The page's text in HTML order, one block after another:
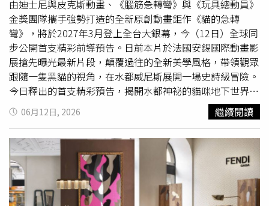
葉怡蘭、影評人膝關節、米其林一星餐廳主廚Nobu Lee等
重量級講者齊聚，帶來跨領域的文化交流，打造兼具知識深
度與生活美學的城市文化平台。（圖／品牌提供）慶祝博客
來旗艦書店生日慶，自7月24日起「跨越世代的想像共同
體」活動獨家攜手知名文具品牌Pentel、MOLESKINE等，
推出品牌專屬滿額禮，自7月24日至8月2日於店內消費單筆
滿699元即送BOOK YOUR LIFE書寫筆，滿1,200元送BOOK
YOUR LIFE閱讀提袋，滿2,800元送義大利MOLESKINE迷你
筆記本掛飾或OKAPI 立體絨毛玩偶icash卡，活動期間還可
搭配文化幣折抵、週末博客來會員消費滿888元享
OPENPOINT點數5倍送等豐富優惠；此外，活動首日7月24
日加碼，消費滿899元即享9折再加贈生日慶限定拍貼一
張，名額有限、送完為止。（圖／品牌提供）持續創新書店
由迪士尼與皮克斯動畫、《腦筋急轉彎》與《玩具總動員》
金獎團隊攜手強勢打造的全新原創動畫鉅作《貓的急轉
彎》，將於2027年3月登上全台大銀幕，今（12日）全球同
步公開首支精彩前導預告。日前本片於法國安錫國際動畫影
展搶先曝光最新片段，顛覆過往的全新美學風格，帶領觀眾
跟隨一隻黑貓的視角，在水都威尼斯展開一場史詩級冒險。
今日釋出的首支精彩預告，揭開水都神祕的貓咪地下世界，
由馬克魯法洛獻聲的主角黑貓「尼祿」，以及金獎男星勞倫
斯費許朋擔綱黑幫老大「洛可」，生存在極度迷信且滿是運
河的威尼斯，不會游泳的牠欠下貓界黑幫老大的巨額債務，
也意外與來到威尼斯的年輕街頭小提琴家瑪雅結為夥伴。他
們將一同穿梭在隠密運河、屋頂與古老宮殿間，展開一場尋
找生命意義的靈魂旅程。預告也呈現了貓咪黑幫笑料百出的
經典審問互動，黑幫老大洛可氣勢凌人地質問：「實話招
06月12日, 2026 繼續閱讀